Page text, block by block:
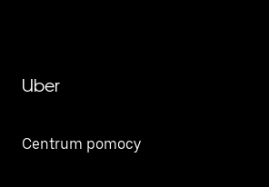
Uber
Centrum pomocy